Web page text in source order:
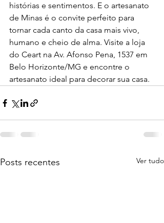
histórias e sentimentos. E o artesanato
de Minas é o convite perfeito para
tornar cada canto da casa mais vivo,
humano e cheio de alma. Visite a loja
do Ceart na Av. Afonso Pena, 1537 em
Belo Horizonte/MG e encontre o
artesanato ideal para decorar sua casa.
Posts recentes Ver tudo